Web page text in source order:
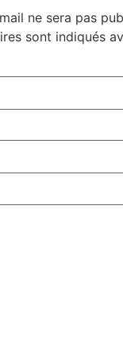
ne sera pas
sont indiqués